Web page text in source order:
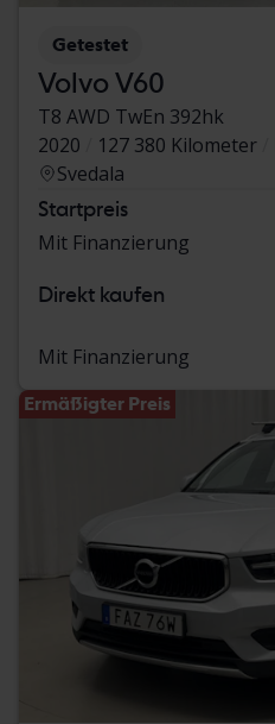
Getestet
Volvo V60
T8 AWD TwEn 392hk
2020
127 380 Kilometer
Svedala
Startpreis
Mit Finanzierung
Direkt kaufen
Mit Finanzierung
Ermäßigter Preis